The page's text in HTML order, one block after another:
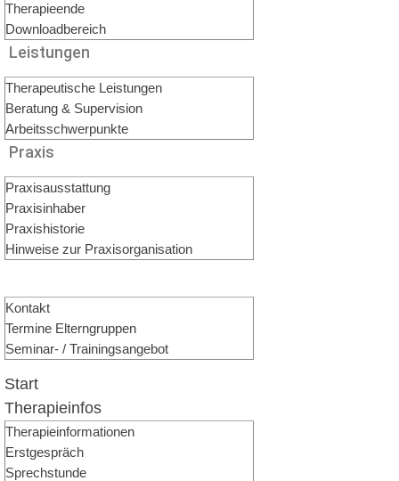
Therapieende
Downloadbereich
Leistungen
Therapeutische Leistungen
Beratung & Supervision
Arbeitsschwerpunkte
Praxis
Praxisausstattung
Praxisinhaber
Praxishistorie
Hinweise zur Praxisorganisation
Kontakt
Termine Elterngruppen
Seminar- / Trainingsangebot
Start
Therapieinfos
Therapieinformationen
Erstgespräch
Sprechstunde